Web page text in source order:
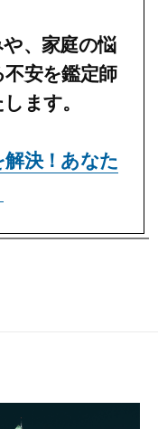
、家庭の悩
安を鑑定師
ます。
決！あなた